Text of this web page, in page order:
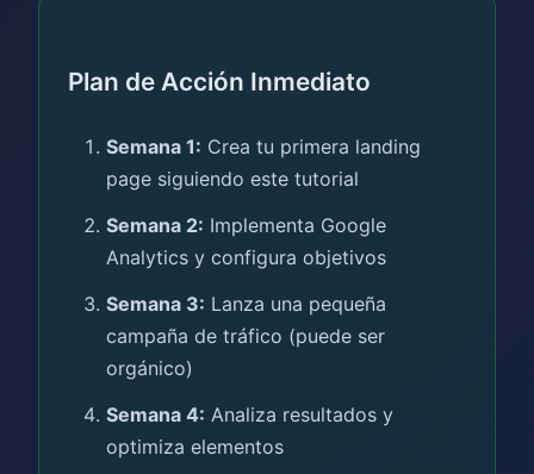
Plan de Acción Inmediato
Semana 1: Crea tu primera landing
page siguiendo este tutorial
Semana 2: Implementa Google
Analytics y configura objetivos
Semana 3: Lanza una pequeña
campaña de tráfico (puede ser
orgánico)
Semana 4: Analiza resultados y
optimiza elementos